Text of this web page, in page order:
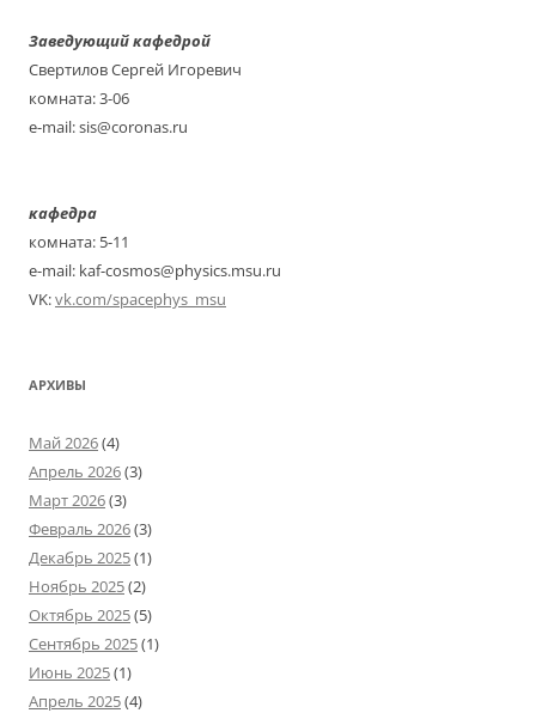
Заведующий кафедрой
Свертилов Сергей Игоревич
комната: 3-06
e-mail: sis@coronas.ru
кафедра
комната: 5-11
e-mail: kaf-cosmos@physics.msu.ru
VK:vk.com/spacephys_msu
АРХИВЫ
Май 2026(4)
Апрель 2026(3)
Март 2026(3)
Февраль 2026(3)
Декабрь 2025(1)
Ноябрь 2025(2)
Октябрь 2025(5)
Сентябрь 2025(1)
Июнь 2025(1)
Апрель 2025(4)